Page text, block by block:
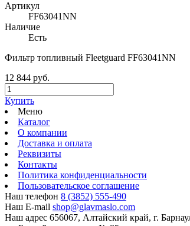
Артикул
FF63041NN
Наличие
Есть
Фильтр топливный Fleetguard FF63041NN
12 844 руб.
Купить
Меню
Каталог
О компании
Доставка и оплата
Реквизиты
Контакты
Политика конфиденциальности
Пользовательское соглашение
Наш телефон 8 (3852) 555-490
Наш E-mail shop@glavmaslo.com
Наш адрес 656067, Алтайский край, г.